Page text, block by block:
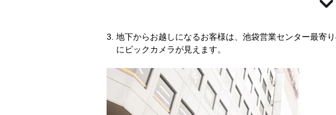
地下からお越しになるお客様は、池袋営業センター最寄
にビックカメラが見えます。